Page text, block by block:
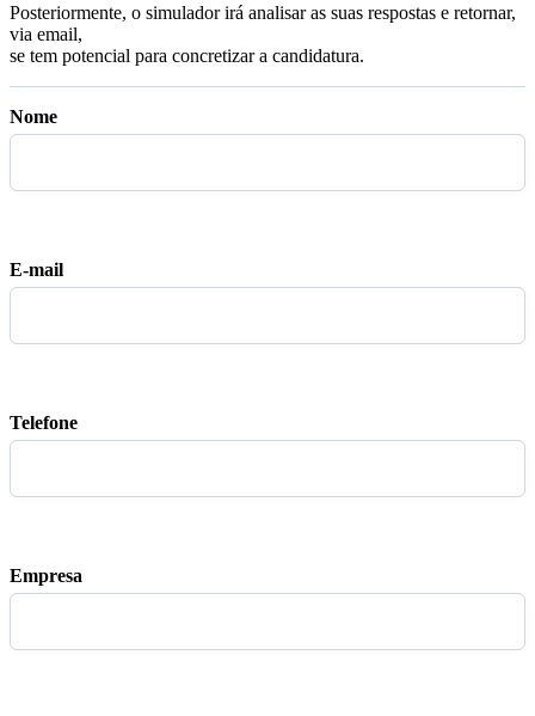
Posteriormente, o simulador irá analisar as suas respostas e retornar,
via email,
se tem potencial para concretizar a candidatura.
Nome
E-mail
Telefone
Empresa